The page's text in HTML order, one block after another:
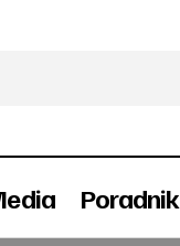
Poradnik